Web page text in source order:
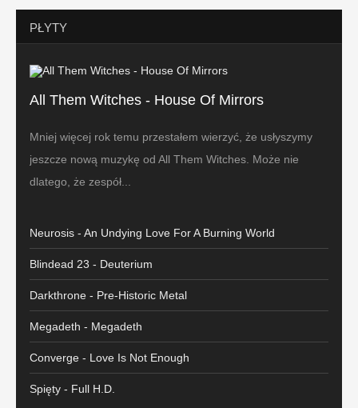
PŁYTY
All Them Witches - House Of Mirrors
Mniej więcej rok temu przestałem wierzyć, że usłyszymy
jeszcze nową muzykę od All Them Witches. Może nie
dlatego, że zespół...
Neurosis - An Undying Love For A Burning World
Blindead 23 - Deuterium
Darkthrone - Pre-Historic Metal
Megadeth - Megadeth
Converge - Love Is Not Enough
Spięty - Full H.D.